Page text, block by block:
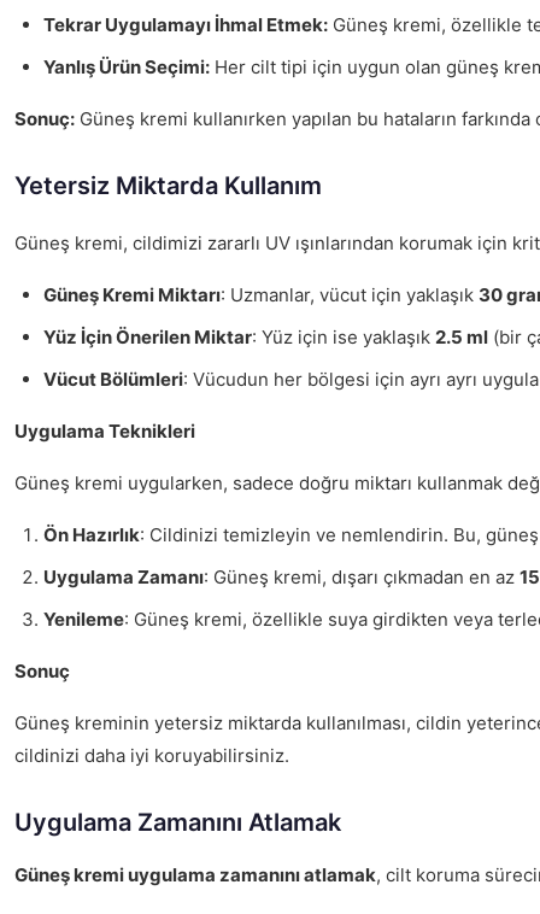
Tekrar Uygulamayı İhmal Etmek: Güneş kremi, özellikle
Yanlış Ürün Seçimi: Her cilt tipi için uygun olan güneş
Sonuç: Güneş kremi kullanırken yapılan bu hataların
Yetersiz Miktarda Kullanım
Güneş kremi, cildimizi zararlı UV ışınlarından korumak için
Güneş Kremi Miktarı: Uzmanlar, vücut için yaklaşık 30
Yüz İçin Önerilen Miktar: Yüz için ise yaklaşık 2.5 ml (bir
Vücut Bölümleri: Vücudun her bölgesi için ayrı ayrı
Uygulama Teknikleri
Güneş kremi uygularken, sadece doğru miktarı kullanmak
Ön Hazırlık: Cildinizi temizleyin ve nemlendirin. Bu,
Uygulama Zamanı: Güneş kremi, dışarı çıkmadan en az
Yenileme: Güneş kremi, özellikle suya girdikten veya
Sonuç
Güneş kreminin yetersiz miktarda kullanılması, cildin
cildinizi daha iyi koruyabilirsiniz.
Uygulama Zamanını Atlamak
Güneş kremi uygulama zamanını atlamak, cilt koruma